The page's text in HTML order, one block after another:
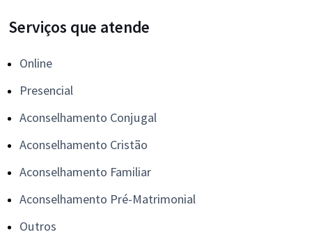
Serviços que atende
Online
Presencial
Aconselhamento Conjugal
Aconselhamento Cristão
Aconselhamento Familiar
Aconselhamento Pré-Matrimonial
Outros